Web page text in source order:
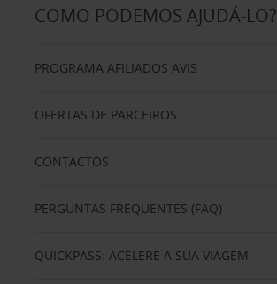
COMO PODEMOS AJUDÁ-LO?
PROGRAMA AFILIADOS AVIS
OFERTAS DE PARCEIROS
CONTACTOS
PERGUNTAS FREQUENTES (FAQ)
QUICKPASS: ACELERE A SUA VIAGEM